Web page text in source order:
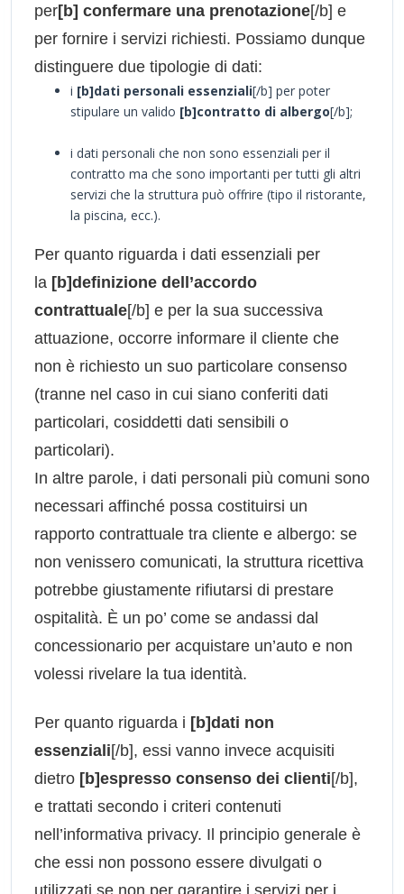
per[b] confermare una prenotazione[/b] e
per fornire i servizi richiesti. Possiamo dunque
distinguere due tipologie di dati:
i [b]dati personali essenziali[/b] per poter
stipulare un valido [b]contratto di albergo[/b];
i dati personali che non sono essenziali per il
contratto ma che sono importanti per tutti gli altri
servizi che la struttura può offrire (tipo il ristorante,
la piscina, ecc.).
Per quanto riguarda i dati essenziali per
la [b]definizione dell’accordo
contrattuale[/b] e per la sua successiva
attuazione, occorre informare il cliente che
non è richiesto un suo particolare consenso
(tranne nel caso in cui siano conferiti dati
particolari, cosiddetti dati sensibili o
particolari).
In altre parole, i dati personali più comuni sono
necessari affinché possa costituirsi un
rapporto contrattuale tra cliente e albergo: se
non venissero comunicati, la struttura ricettiva
potrebbe giustamente rifiutarsi di prestare
ospitalità. È un po’ come se andassi dal
concessionario per acquistare un’auto e non
volessi rivelare la tua identità.
Per quanto riguarda i [b]dati non
essenziali[/b], essi vanno invece acquisiti
dietro [b]espresso consenso dei clienti[/b],
e trattati secondo i criteri contenuti
nell’informativa privacy. Il principio generale è
che essi non possono essere divulgati o
utilizzati se non per garantire i servizi per i